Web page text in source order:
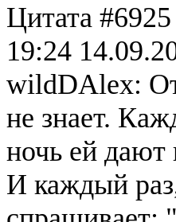
Цитата #6925
19:24
wildDAlex:
не знает.
ночь ей дают
И каждый